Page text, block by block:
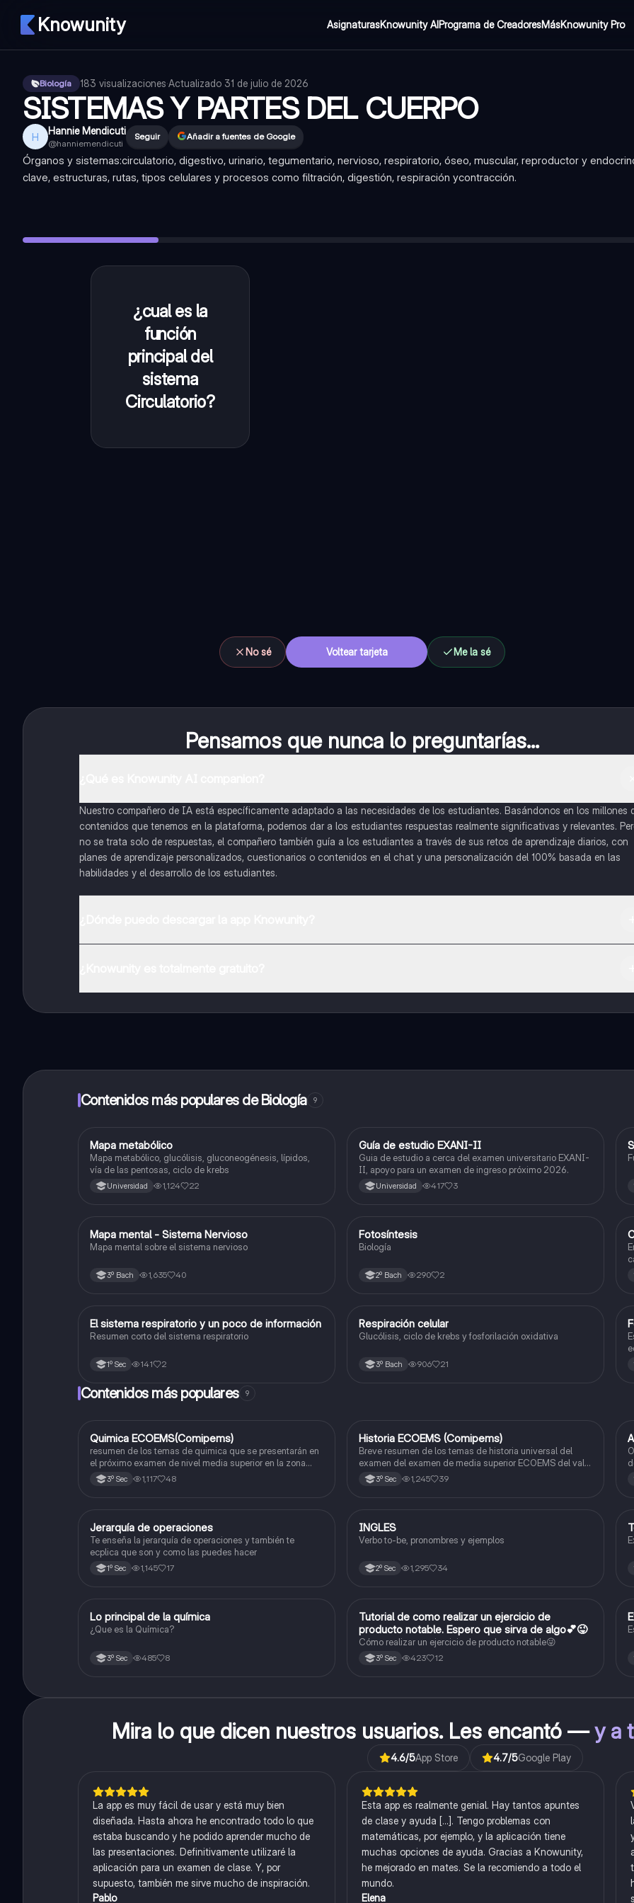
Knowunity AsignaturasKnowunity AIPrograma de CreadoresMásKnowunity Pro
Biología 183 visualizaciones·Actualizado 31 de julio de 2026
SISTEMAS Y PARTES DEL CUERPO
H Hannie Mendicuti
@hanniemendicuti
Seguir Añadir a fuentes de Google
Órganos y sistemas:circulatorio, digestivo, urinario, tegumentario, nervioso, respiratorio, óseo, muscular, reproductor y
clave, estructuras, rutas, tipos celulares y procesos como filtración, digestión, respiración ycontracción.
¿cual es la
función
principal del
sistema
Circulatorio?
Transportar
oxígeno,
nutrientes y
hormonas;
eliminar
desechos
No sé Voltear tarjeta Me la sé
¿Cuáles son los componentes del sistema circulatorio?
¿Cuáles son las capaz del corazón y su Función?
¿Cuáles es el recorrido de la sangre SIN oxígeno
Pensamos que nunca lo preguntarías...
Nuestro compañero de IA está específicamente adaptado a las necesidades de los estudiantes. Basándonos en los millones
contenidos que tenemos en la plataforma, podemos dar a los estudiantes respuestas realmente significativas y relevantes.
no se trata solo de respuestas, el compañero también guía a los estudiantes a través de sus retos de aprendizaje diarios, con
planes de aprendizaje personalizados, cuestionarios o contenidos en el chat y una personalización del 100% basada en las
habilidades y el desarrollo de los estudiantes.
inmeditamente. Puedes ganar dinero utilizando la aplicación, que te permitirá acceder a determinadas funciones.
Contenidos más populares de Biología 9
Biología
Mapa metabólico
Mapa metabólico, glucólisis, gluconeogénesis, lípidos,
vía de las pentosas, ciclo de krebs
Universidad 1,124 22
Historia
Guía de estudio EXANI-II
Guia de estudio a cerca del examen universitario EXANI-
II, apoyo para un examen de ingreso próximo 2026.
Universidad 417 3
Biología
Mapa mental - Sistema Nervioso
Mapa mental sobre el sistema nervioso
3º Bach 1,635 40
Biología
Fotosíntesis
Biología
2º Bach 290 2
Biología El sistema respiratorio y un poco de información
Resumen corto del sistema respiratorio
1º Sec 141 2
Biología
Respiración celular
Glucólisis, ciclo de krebs y fosforilación oxidativa
3º Bach 906 21
Contenidos más populares 9
Química
Quimica ECOEMS(Comipems)
resumen de los temas de quimica que se presentarán en
el próximo examen de nivel media superior en la zona
metropolitana de el valle de México
3º Sec 1,117 48
Historia
Historia ECOEMS (Comipems)
Breve resumen de los temas de historia universal del
examen del examen de media superior ECOEMS del valle
de México
3º Sec 1,245 39
Matemáticas
Jerarquía de operaciones
Te enseña la jerarquía de operaciones y también te
ecplica que son y como las puedes hacer
1º Sec 1,145 17
Inglés
INGLES
Verbo to-be, pronombres y ejemplos
2º Sec 1,295 34
Química
Lo principal de la química
¿Que es la Química?
3º Sec 485 8
Matemáticas
Tutorial de como realizar un ejercicio de
producto notable. Espero que sirva de algo💕😜
Cómo realizar un ejercicio de producto notable😜
3º Sec 423 12
Mira lo que dicen nuestros usuarios. Les encantó —y a
4.6/5App Store 4.7/5Google Play
La app es muy fácil de usar y está muy bien
diseñada. Hasta ahora he encontrado todo lo que
estaba buscando y he podido aprender mucho de
las presentaciones. Definitivamente utilizaré la
aplicación para un examen de clase. Y, por
supuesto, también me sirve mucho de inspiración.
Pablo
Esta app es realmente genial. Hay tantos apuntes
de clase y ayuda [...]. Tengo problemas con
matemáticas, por ejemplo, y la aplicación tiene
muchas opciones de ayuda. Gracias a Knowunity,
he mejorado en mates. Se la recomiendo a todo el
mundo.
Elena